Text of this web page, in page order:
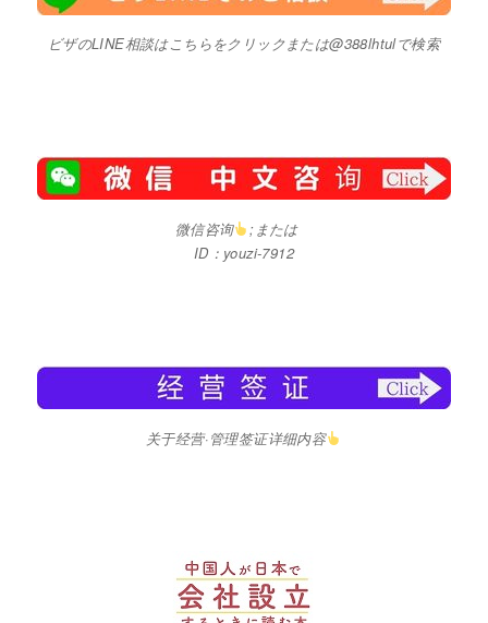
ビザのLINE相談はこちらをクリックまたは@388lhtulで検索
微信咨询
;または
ID：youzi-7912
关于经营·管理签证详细内容